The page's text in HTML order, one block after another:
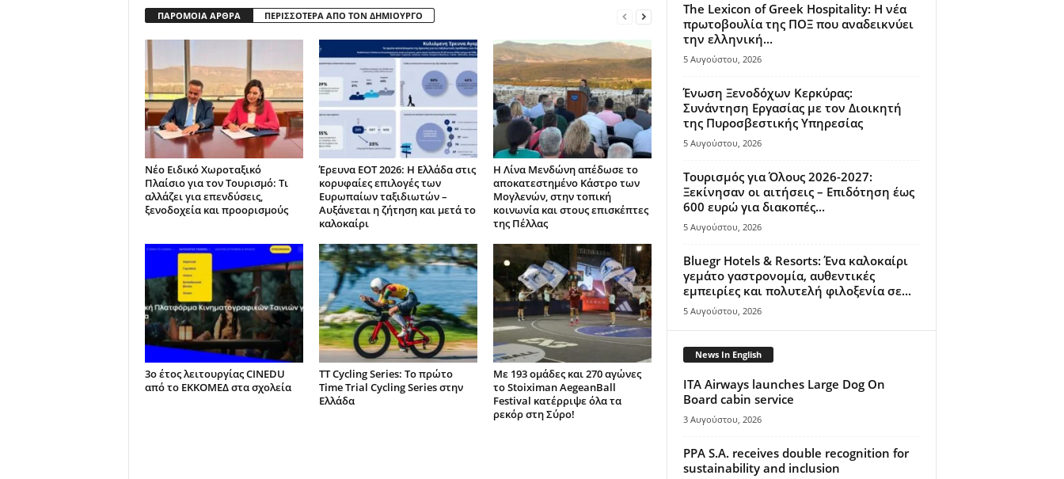
ΠΑΡΟΜΟΙΑ ΑΡΘΡΑ ΠΕΡΙΣΣΟΤΕΡΑ ΑΠΟ ΤΟΝ ΔΗΜΙΟΥΡΓΟ
Νέο Ειδικό Χωροταξικό
Πλαίσιο για τον Τουρισμό: Τι
αλλάζει για επενδύσεις,
ξενοδοχεία και προορισμούς
Έρευνα ΕΟΤ 2026: Η Ελλάδα στις
κορυφαίες επιλογές των
Ευρωπαίων ταξιδιωτών –
Αυξάνεται η ζήτηση και μετά το
καλοκαίρι
Η Λίνα Μενδώνη απέδωσε το
αποκατεστημένο Κάστρο των
Μογλενών, στην τοπική
κοινωνία και στους επισκέπτες
της Πέλλας
3ο έτος λειτουργίας CINEDU
από το ΕΚΚΟΜΕΔ στα σχολεία
TT Cycling Series: Το πρώτο
Time Trial Cycling Series στην
Ελλάδα
Με 193 ομάδες και 270 αγώνες
το Stoiximan AegeanBall
Festival κατέρριψε όλα τα
ρεκόρ στη Σύρο!
The Lexicon of Greek Hospitality: Η νέα
πρωτοβουλία της ΠΟΞ που αναδεικνύει
την ελληνική...
5 Αυγούστου, 2026
Ένωση Ξενοδόχων Κερκύρας:
Συνάντηση Εργασίας με τον Διοικητή
της Πυροσβεστικής Υπηρεσίας
5 Αυγούστου, 2026
Τουρισμός για Όλους 2026-2027:
Ξεκίνησαν οι αιτήσεις – Επιδότηση έως
600 ευρώ για διακοπές...
5 Αυγούστου, 2026
Bluegr Hotels & Resorts: Ένα καλοκαίρι
γεμάτο γαστρονομία, αυθεντικές
εμπειρίες και πολυτελή φιλοξενία σε...
5 Αυγούστου, 2026
News In English
ITA Airways launches Large Dog On
Board cabin service
3 Αυγούστου, 2026
PPA S.A. receives double recognition for
sustainability and inclusion